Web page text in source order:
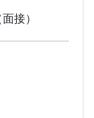
接）